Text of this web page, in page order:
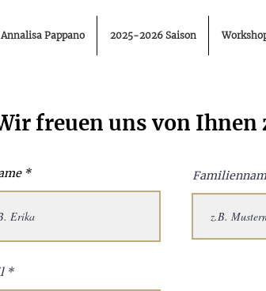
freuen uns von Ihnen
Annalisa Pappano 2025-2026 Saison